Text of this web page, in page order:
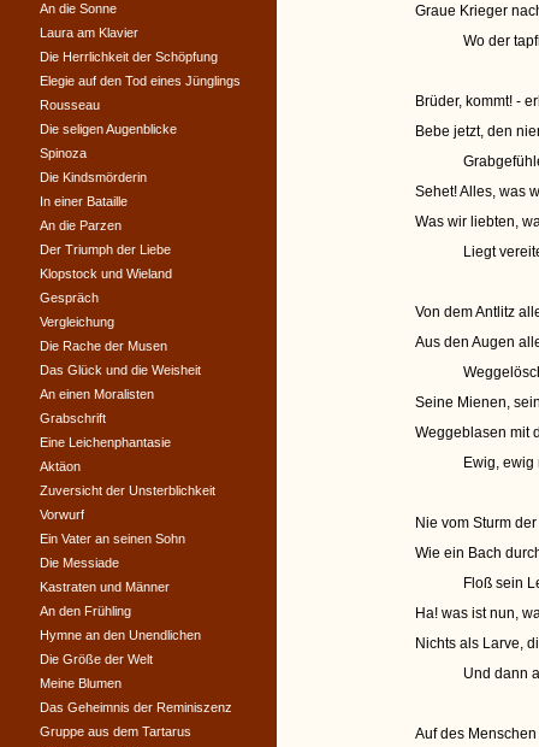
Graue Krieger
Wo der
Brüder, kommt! -
Bebe jetzt, den
Sehet! Alles, was
Was wir liebten,
Liegt
Von dem Antlitz
Aus den Augen
Seine Mienen,
Weggeblasen mit
Ewig, ewig
Nie vom Sturm
Wie ein Bach
Floß sein
Ha! was ist nun,
Nichts als Larve,
Und dann
Auf des
An die Sonne
Laura am Klavier
Die Herrlichkeit der Schöpfung
Elegie auf den Tod eines Jünglings
Rousseau
Die seligen Augenblicke
Spinoza
Die Kindsmörderin
In einer Bataille
An die Parzen
Der Triumph der Liebe
Klopstock und Wieland
Gespräch
Vergleichung
Die Rache der Musen
Das Glück und die Weisheit
An einen Moralisten
Grabschrift
Eine Leichenphantasie
Aktäon
Zuversicht der Unsterblichkeit
Vorwurf
Ein Vater an seinen Sohn
Die Messiade
Kastraten und Männer
An den Frühling
Hymne an den Unendlichen
Die Größe der Welt
Meine Blumen
Das Geheimnis der Reminiszenz
Gruppe aus dem Tartarus